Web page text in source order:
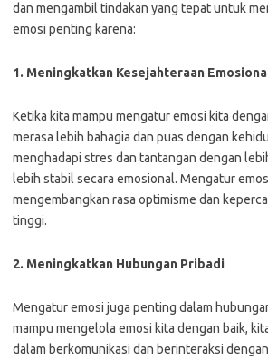
dan mengambil tindakan yang tepat untuk
emosi penting karena:
1. Meningkatkan Kesejahteraan
Ketika kita mampu mengatur emosi kita
merasa lebih bahagia dan puas dengan
menghadapi stres dan tantangan dengan
lebih stabil secara emosional. Mengatur
mengembangkan rasa optimisme dan
tinggi.
2. Meningkatkan Hubungan Pribadi
Mengatur emosi juga penting dalam
mampu mengelola emosi kita dengan baik,
dalam berkomunikasi dan berinteraksi